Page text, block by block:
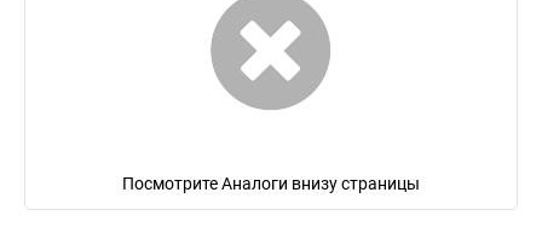
Посмотрите Аналоги внизу страницы